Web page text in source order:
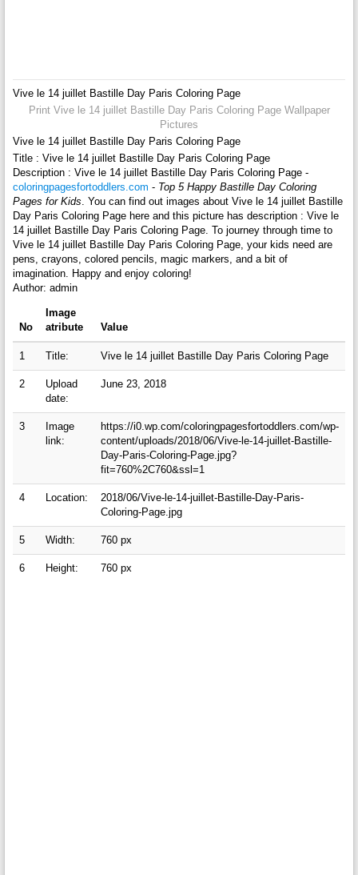
Vive le 14 juillet Bastille Day Paris Coloring Page
Print Vive le 14 juillet Bastille Day Paris Coloring Page Wallpaper
Pictures
Vive le 14 juillet Bastille Day Paris Coloring Page
Title : Vive le 14 juillet Bastille Day Paris Coloring Page
Description : Vive le 14 juillet Bastille Day Paris Coloring Page -
coloringpagesfortoddlers.com - Top 5 Happy Bastille Day Coloring
Pages for Kids . You can find out images about Vive le 14 juillet Bastille
Day Paris Coloring Page here and this picture has description : Vive le
14 juillet Bastille Day Paris Coloring Page. To journey through time to
Vive le 14 juillet Bastille Day Paris Coloring Page, your kids need are
pens, crayons, colored pencils, magic markers, and a bit of
imagination. Happy and enjoy coloring!
Author: admin
No
Image
atribute
Value
1 Title: Vive le 14 juillet Bastille Day Paris Coloring Page
2
Upload
date:
June 23, 2018
3
Image
link:
https://i0.wp.com/coloringpagesfortoddlers.com/wp-
content/uploads/2018/06/Vive-le-14-juillet-Bastille-
Day-Paris-Coloring-Page.jpg?
fit=760%2C760&ssl=1
4 Location:
2018/06/Vive-le-14-juillet-Bastille-Day-Paris-
Coloring-Page.jpg
5 Width: 760 px
6 Height: 760 px